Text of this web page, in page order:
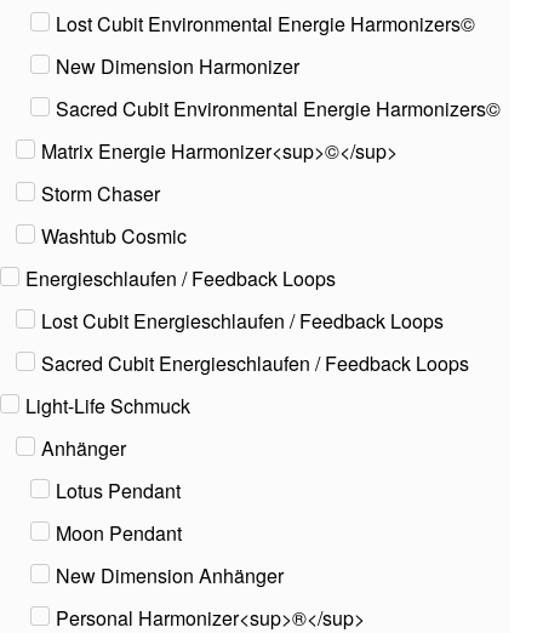
Lost Cubit Environmental Energie Harmonizers©
New Dimension Harmonizer
Sacred Cubit Environmental Energie Harmonizers©
Matrix Energie Harmonizer<sup>©</sup>
Storm Chaser
Washtub Cosmic
Energieschlaufen / Feedback Loops
Lost Cubit Energieschlaufen / Feedback Loops
Sacred Cubit Energieschlaufen / Feedback Loops
Light-Life Schmuck
Anhänger
Lotus Pendant
Moon Pendant
New Dimension Anhänger
Personal Harmonizer<sup>®</sup>